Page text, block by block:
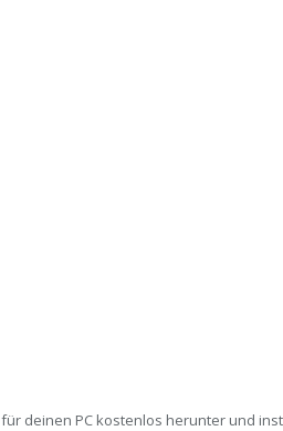
für deinen PC kostenlos herunter und